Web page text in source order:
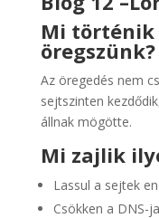
Mi történik
öregszünk?
Az öregedés nem
sejtszinten
állnak mögötte.
Mi zajlik
Lassul a sejtek
Csökken a DNS-